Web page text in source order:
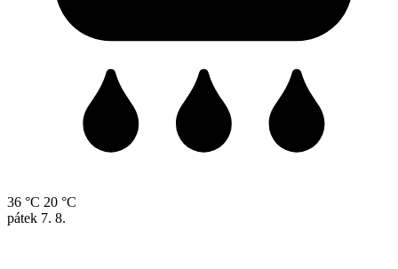
36 °C 20 °C
pátek 7. 8.